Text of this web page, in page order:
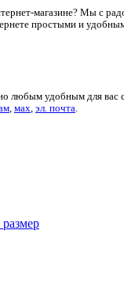
магазине? Мы с
простыми и
любым удобным для вас
мах эл. почта